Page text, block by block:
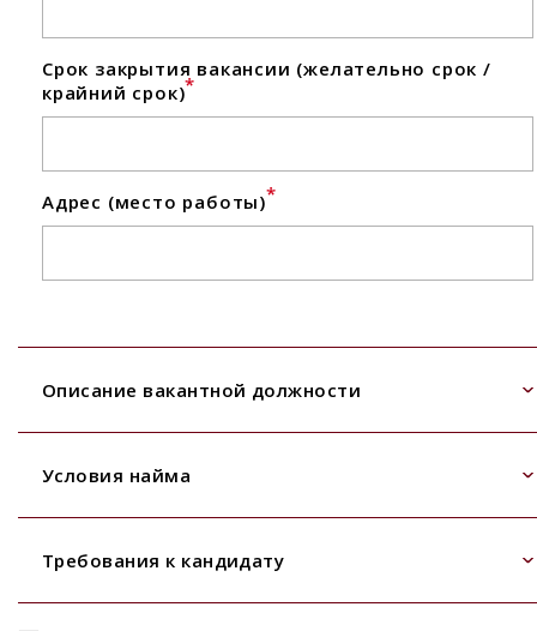
Срок закрытия вакансии (желательно срок /
крайний срок)*
Адрес (место работы)*
Описание вакантной должности
Условия найма
Требования к кандидату